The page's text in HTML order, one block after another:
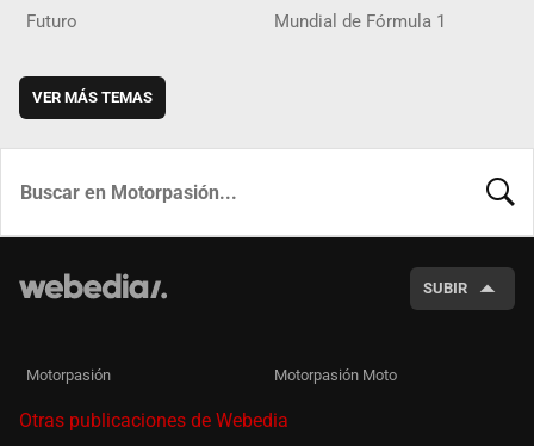
Futuro Mundial de Fórmula 1
VER MÁS TEMAS
SUBIR
Motorpasión Motorpasión Moto
Otras publicaciones de Webedia